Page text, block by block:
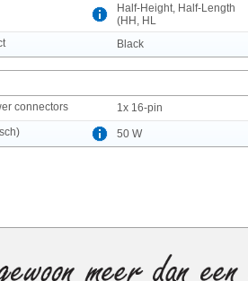
Half-Height, Half-Length
(HH, HL
Black
connectors
1x 16-pin
50 W